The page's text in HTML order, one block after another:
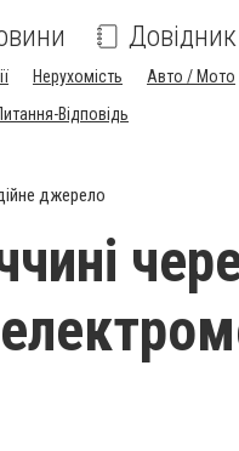
Довідник
Нерухомість Авто / Мото
Відповідь
джерело